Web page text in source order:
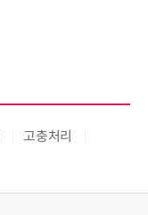
고충처리